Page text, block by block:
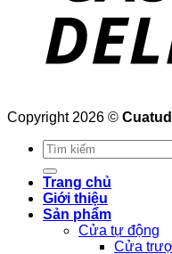
Copyright 2026 ©
Tìm
kiếm:
Trang chủ
Giới thiệu
Sản phẩm
Cửa tự động
Cửa